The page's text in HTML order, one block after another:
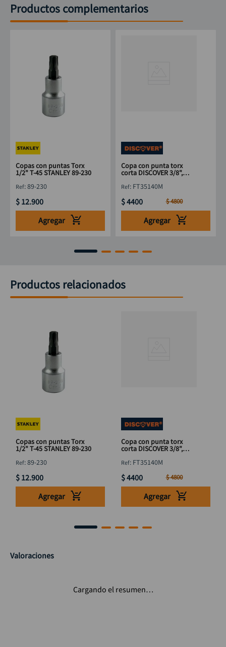
Productos complementarios
Copas con puntas Torx
1/2" T-45 STANLEY 89-230
:89-230
$ 12.900
Agregar
Copa con punta torx
corta DISCOVER 3/8",
: FT35140M
$4400 $4800
Agregar
Productos relacionados
Copas con puntas Torx
1/2" T-45 STANLEY 89-230
:89-230
$ 12.900
Agregar
Copa con punta torx
corta DISCOVER 3/8",
: FT35140M
$4400 $4800
Agregar
Valoraciones
Cargando el resumen…